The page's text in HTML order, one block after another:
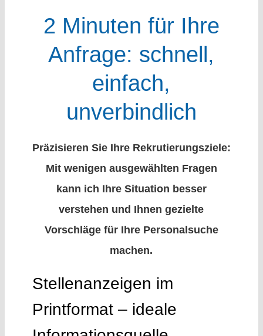
2 Minuten für Ihre
Anfrage: schnell,
einfach,
unverbindlich
Präzisieren Sie Ihre Rekrutierungsziele:
Mit wenigen ausgewählten Fragen
kann ich Ihre Situation besser
verstehen und Ihnen gezielte
Vorschläge für Ihre Personalsuche
machen.
Stellenanzeigen im
Printformat – ideale